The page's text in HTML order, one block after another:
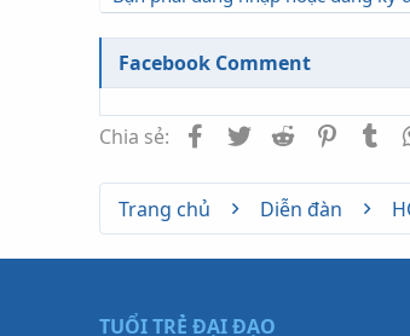
Facebook Comment
Chia sẻ: FacebookTwitterReddit
Trang chủ Diễn đàn
TUỔI TRẺ ĐẠI ĐẠO